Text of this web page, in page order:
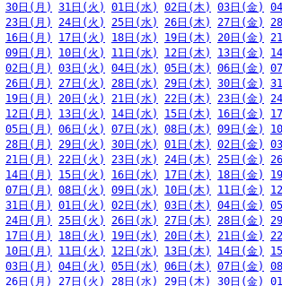
30日(月) 31日(火) 01日(水) 02日(木) 03日(金)
23日(月) 24日(火) 25日(水) 26日(木) 27日(金)
16日(月) 17日(火) 18日(水) 19日(木) 20日(金)
09日(月) 10日(火) 11日(水) 12日(木) 13日(金)
02日(月) 03日(火) 04日(水) 05日(木) 06日(金)
26日(月) 27日(火) 28日(水) 29日(木) 30日(金)
19日(月) 20日(火) 21日(水) 22日(木) 23日(金)
12日(月) 13日(火) 14日(水) 15日(木) 16日(金)
05日(月) 06日(火) 07日(水) 08日(木) 09日(金)
28日(月) 29日(火) 30日(水) 01日(木) 02日(金)
21日(月) 22日(火) 23日(水) 24日(木) 25日(金)
14日(月) 15日(火) 16日(水) 17日(木) 18日(金)
07日(月) 08日(火) 09日(水) 10日(木) 11日(金)
31日(月) 01日(火) 02日(水) 03日(木) 04日(金)
24日(月) 25日(火) 26日(水) 27日(木) 28日(金)
17日(月) 18日(火) 19日(水) 20日(木) 21日(金)
10日(月) 11日(火) 12日(水) 13日(木) 14日(金)
03日(月) 04日(火) 05日(水) 06日(木) 07日(金)
26日(月) 27日(火) 28日(水) 29日(木) 30日(金)